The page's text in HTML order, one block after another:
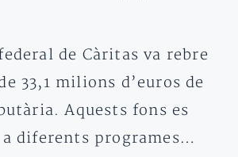
de Càritas va rebre
33,1 milions d’euros de
Aquests fons es
diferents programes…